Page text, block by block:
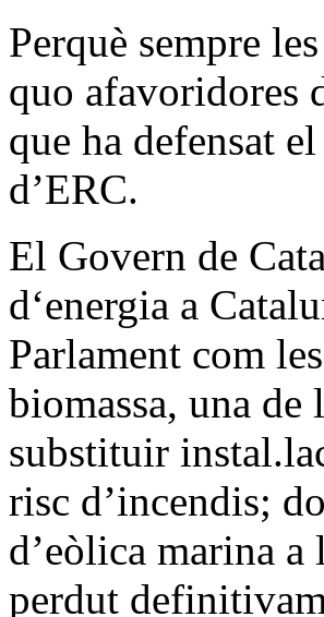
Perquè sempre
quo afavoridores
que ha defensat
d’ERC.
El Govern de
d‘energia a
Parlament com
biomassa, una de
substituir
risc d’incendis;
d’eòlica marina
perdut